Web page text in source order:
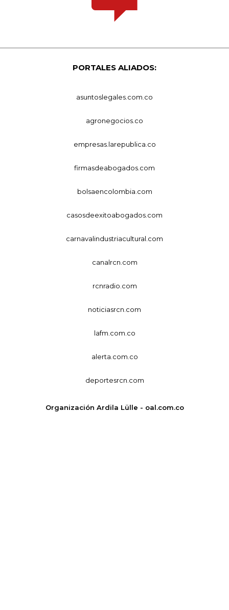
PORTALES ALIADOS:
asuntoslegales.com.co
agronegocios.co
empresas.larepublica.co
firmasdeabogados.com
bolsaencolombia.com
casosdeexitoabogados.com
carnavalindustriacultural.com
canalrcn.com
rcnradio.com
noticiasrcn.com
lafm.com.co
alerta.com.co
deportesrcn.com
Organización Ardila Lülle - oal.com.co